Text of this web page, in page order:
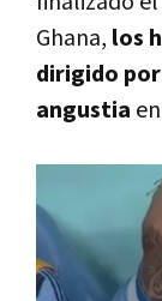
Ghana, los
dirigido
angustia